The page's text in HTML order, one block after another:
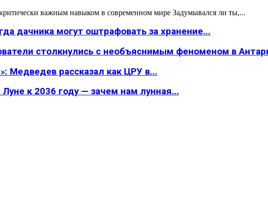
важным навыком в современном мире Задумывался ли ты,...
дачника могут оштрафовать за хранение...
столкнулись с необъяснимым феноменом в
Медведев рассказал как ЦРУ в...
к 2036 году — зачем нам лунная...